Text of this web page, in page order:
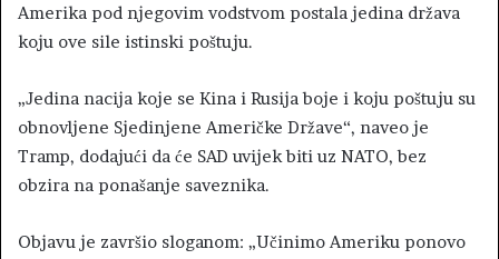
Amerika pod njegovim vodstvom postala jedina država
koju ove sile istinski poštuju.
„Jedina nacija koje se Kina i Rusija boje i koju poštuju su
obnovljene Sjedinjene Američke Države“, naveo je
Tramp, dodajući da će SAD uvijek biti uz NATO, bez
obzira na ponašanje saveznika.
Objavu je završio sloganom: „Učinimo Ameriku ponovo